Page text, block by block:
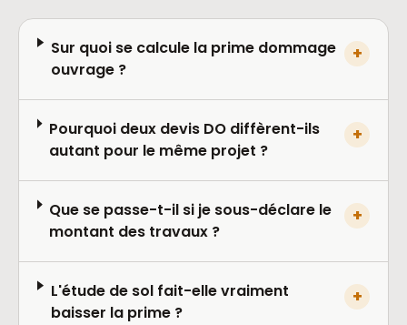
Sur quoi se calcule la prime dommage
ouvrage ?
+
Pourquoi deux devis DO diffèrent-ils
autant pour le même projet ?
+
Que se passe-t-il si je sous-déclare le
montant des travaux ?
+
L'étude de sol fait-elle vraiment
baisser la prime ?
+